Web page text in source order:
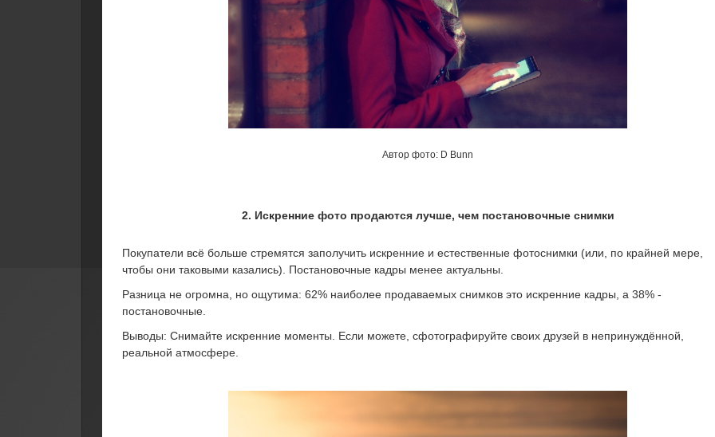
Автор фото: D Bunn
2. Искренние фото продаются лучше, чем постановочные снимки
Покупатели всё больше стремятся заполучить искренние и естественные фотоснимки (или, по крайней мере,
чтобы они таковыми казались). Постановочные кадры менее актуальны.
Разница не огромна, но ощутима: 62% наиболее продаваемых снимков это искренние кадры, а 38% -
постановочные.
Выводы: Снимайте искренние моменты. Если можете, сфотографируйте своих друзей в непринуждённой,
реальной атмосфере.